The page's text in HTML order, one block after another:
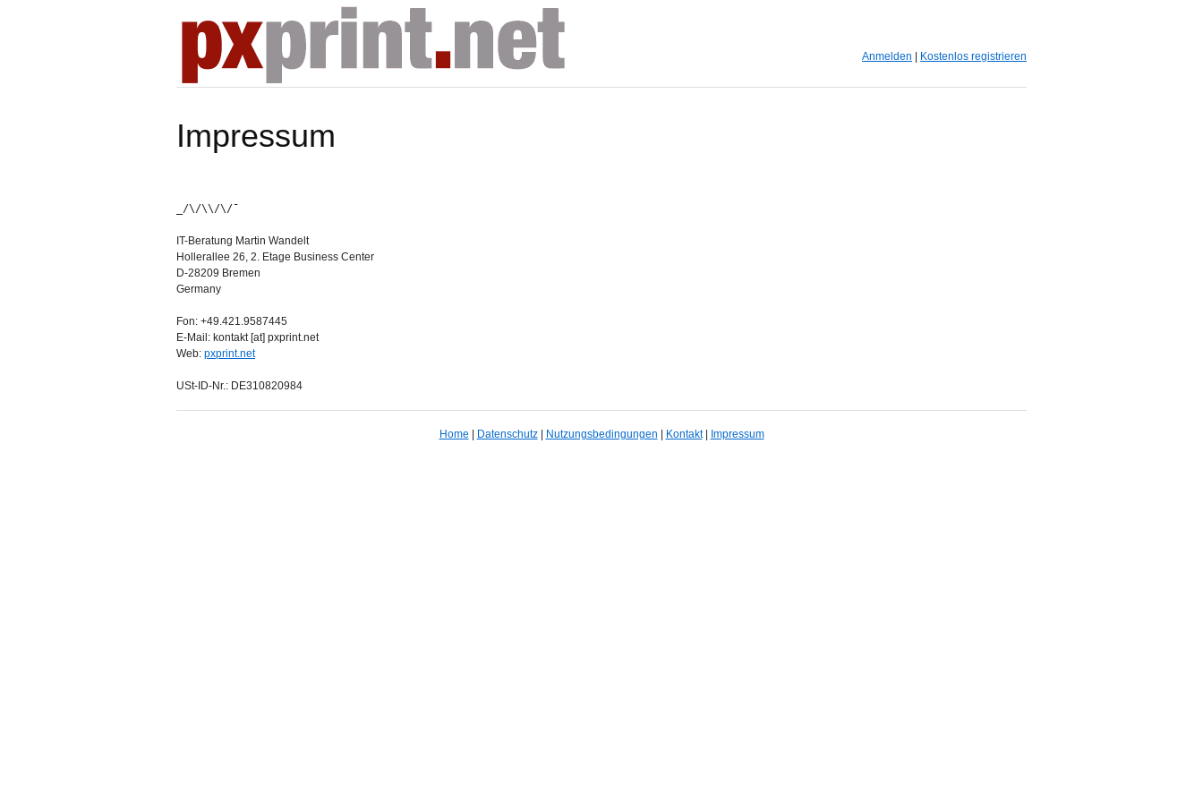
Anmelden Kostenlos registrieren
Impressum
_/\/\\/\/¯
IT-Beratung Martin Wandelt
Hollerallee 26, 2. Etage Business Center
D-28209 Bremen
Germany
Fon: +49.421.9587445
E-Mail: kontakt [at] pxprint.net
Web: pxprint.net
USt-ID-Nr.: DE310820984
Home Datenschutz| Nutzungsbedingungen Kontakt| Impressum